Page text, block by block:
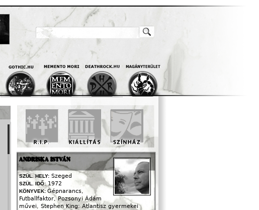
Keresés Űrlap
Keresés
ANDRISKA ISTVÁN
SZÜL. HELY: Szeged
SZÜL. IDŐ: 1972
KÖNYVEK: Gépnarancs,
Futballfaktor, Pozsonyi Ádám
művei, Stephen King: Atlantisz gyermekei